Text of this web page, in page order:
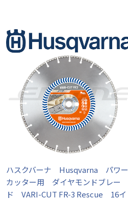
ハスクバーナ Husqvarna パワー
カッター用 ダイヤモンドブレー
ド VARI-CUT FR-3 Rescue 16イ